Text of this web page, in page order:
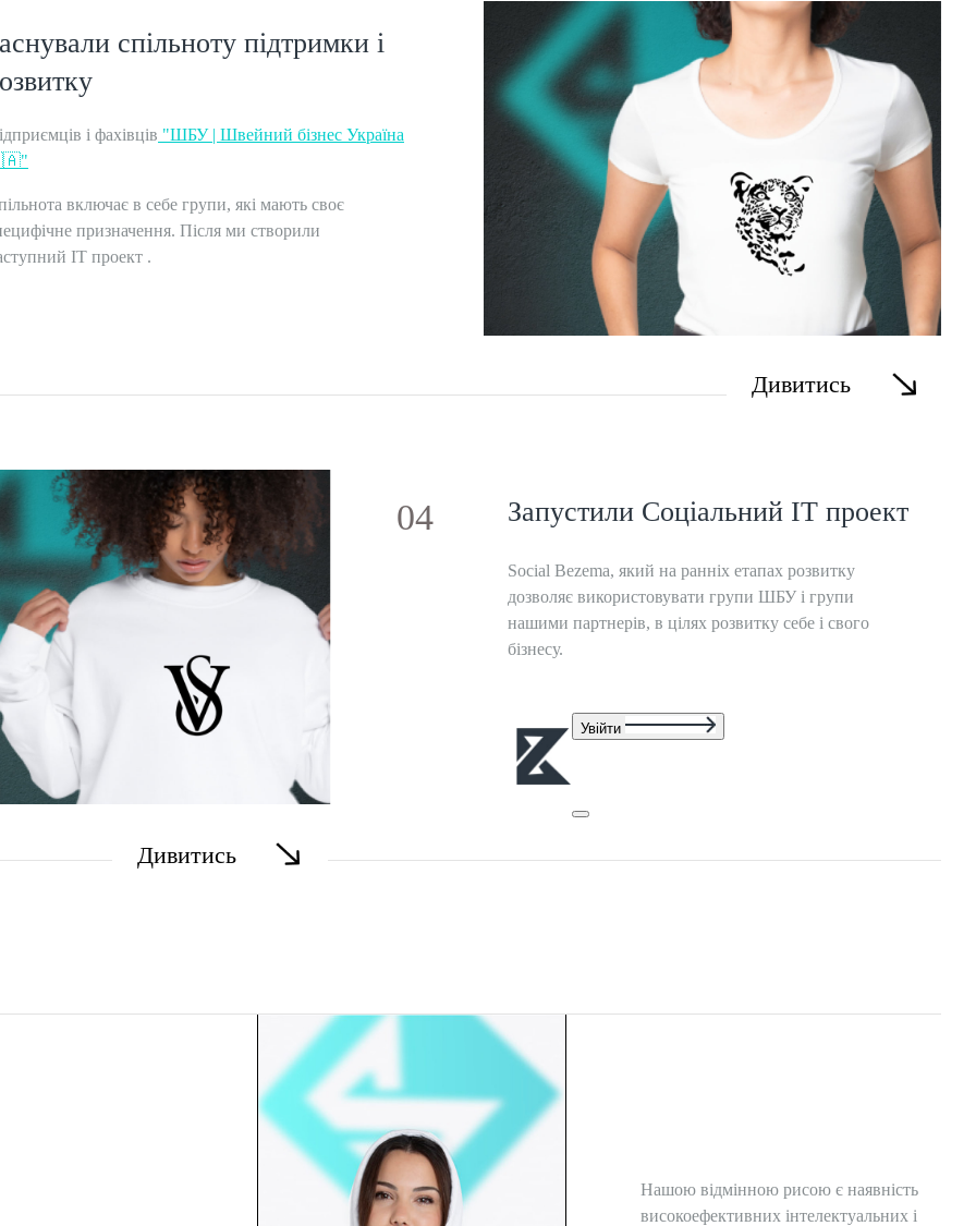
спільноту підтримки і
і фахівців "ШБУ | Швейний бізнес Україна
включає в себе групи, які мають своє
призначення. Після ми створили
IT проект .
Дивитись
04 Запустили Соціальний IT проект
Social Bezema, який на ранніх етапах розвитку
дозволяє використовувати групи ШБУ і групи
нашими партнерів, в цілях розвитку себе і свого
бізнесу.
Дивитись
Увійти
Нашою відмінною рисою є наявність
високоефективних інтелектуальних і